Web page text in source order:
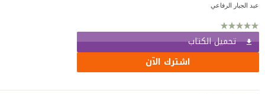
عبد الجبار الرفاعي
تحميل الكتاب
اشترك الآن